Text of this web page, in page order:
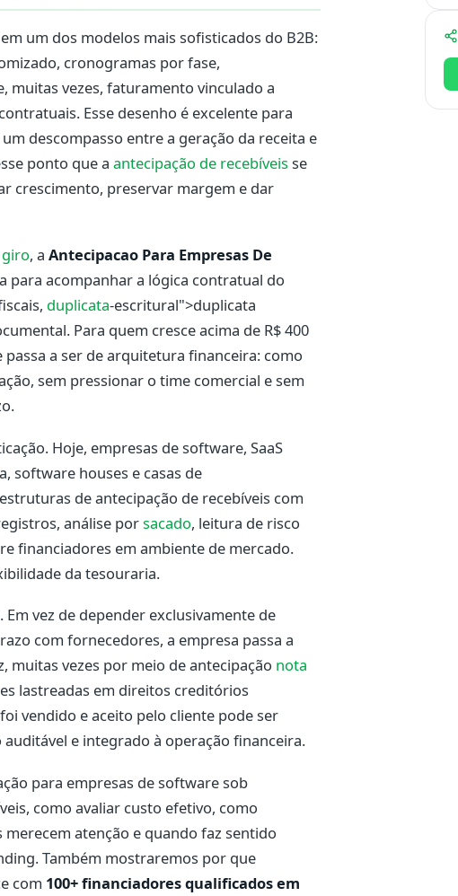
um dos modelos mais sofisticados do B2B:
cronogramas por fase,
muitas vezes, faturamento vinculado a
Esse desenho é excelente para
descompasso entre a geração da receita e
ponto que a antecipação de recebíveis se
crescimento, preservar margem e dar
, a Antecipacao Para Empresas De
para acompanhar a lógica contratual do
duplicata-escritural">duplicata
Para quem cresce acima de R$ 400
a ser de arquitetura financeira: como
sem pressionar o time comercial e sem
Hoje, empresas de software, SaaS
software houses e casas de
de antecipação de recebíveis com
análise porsacado, leitura de risco
financiadores em ambiente de mercado.
da tesouraria.
vez de depender exclusivamente de
com fornecedores, a empresa passa a
vezes por meio de antecipação nota
lastreadas em direitos creditórios
vendido e aceito pelo cliente pode ser
e integrado à operação financeira.
para empresas de software sob
como avaliar custo efetivo, como
atenção e quando faz sentido
Também mostraremos por que
com 100+ financiadores qualificados em